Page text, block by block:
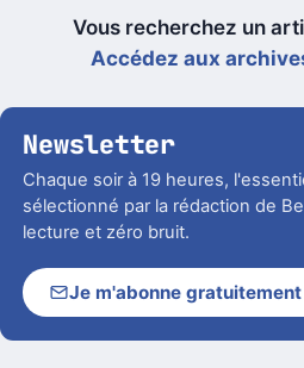
Vous recherchez un
Accédez aux
Newsletter
Chaque soir à 19 heures,
sélectionné par la rédaction de
lecture et zéro bruit.
Je m'abonne gratuitement